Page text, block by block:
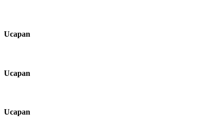
Ucapan
Ucapan
Ucapan